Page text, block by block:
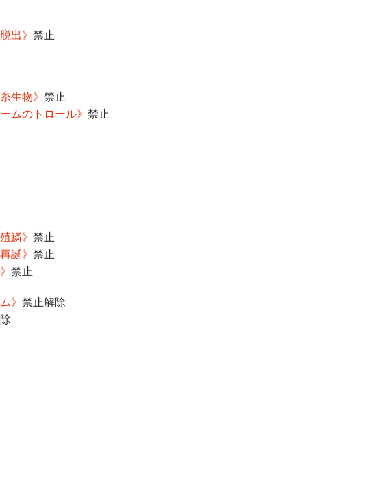
出》 禁止
生物》 禁止
ムのトロール》 禁止
鱗》 禁止
誕》 禁止
禁止
》 禁止解除